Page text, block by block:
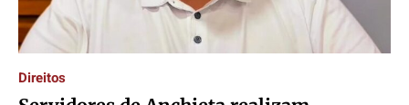
Direitos